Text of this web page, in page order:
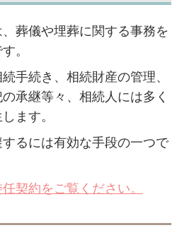
葬儀や埋葬に関する事務を
。
手続き、相続財産の管理、
承継等々、相続人には多く
ます。
るには有効な手段の一つで
契約をご覧ください。